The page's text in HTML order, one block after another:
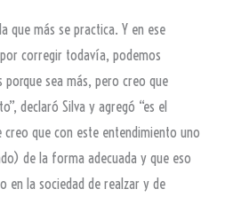
que más se practica. Y en ese
corregir todavía, podemos
sea más, pero creo que
declaró Silva y agregó “es el
que con este entendimiento uno
de la forma adecuada y que eso
en la sociedad de realzar y de